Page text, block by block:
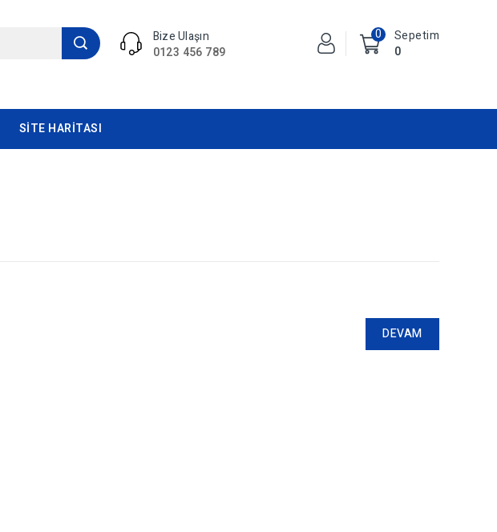
Sepetim
0
0
Bize Ulaşın
0123 456 789
SITE HARITASI
DEVAM